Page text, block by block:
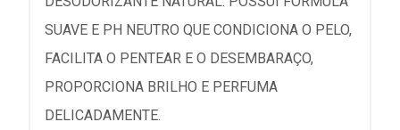
SUAVE E PH NEUTRO QUE CONDICIONA O PELO,
FACILITA O PENTEAR E O DESEMBARAÇO,
PROPORCIONA BRILHO E PERFUMA
DELICADAMENTE.